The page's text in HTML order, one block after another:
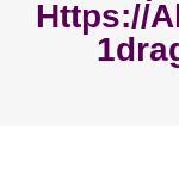
Https://